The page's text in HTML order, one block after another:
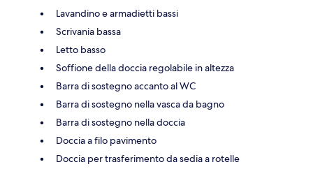
Lavandino e armadietti bassi
Scrivania bassa
Letto basso
Soffione della doccia regolabile in altezza
Barra di sostegno accanto al WC
Barra di sostegno nella vasca da bagno
Barra di sostegno nella doccia
Doccia a filo pavimento
Doccia per trasferimento da sedia a rotelle